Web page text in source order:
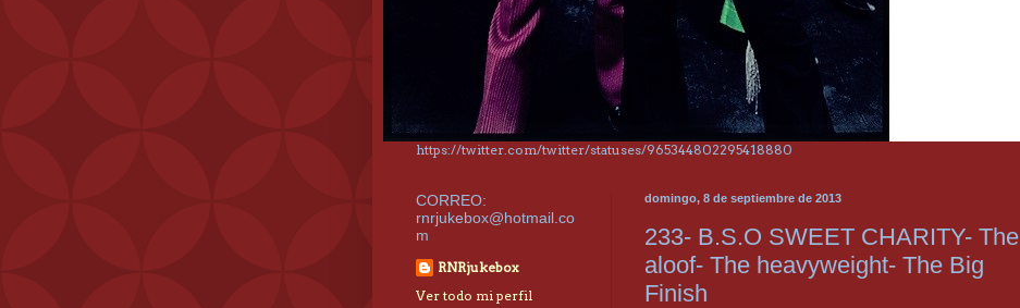
https://twitter.com/twitter/statuses/965344802295418880
domingo, 8 de septiembre de 2013
233- B.S.O SWEET CHARITY- The
aloof- The heavyweight- The Big
Finish
CORREO:
rnrjukebox@hotmail.co
m
RNRjukebox
Ver todo mi perfil